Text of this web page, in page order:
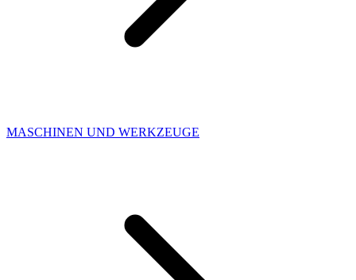
MASCHINEN UND WERKZEUGE